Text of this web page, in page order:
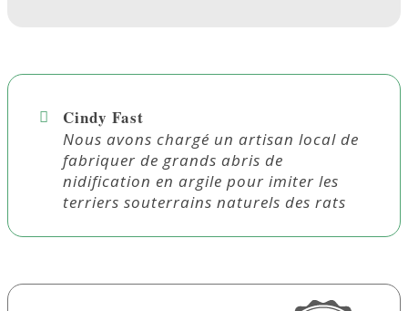
Cindy Fast
Nous avons chargé un artisan local de
fabriquer de grands abris de
nidification en argile pour imiter les
terriers souterrains naturels des rats